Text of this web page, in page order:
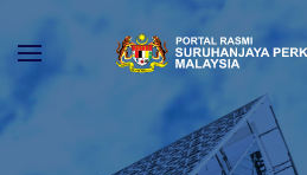
Skip to main content